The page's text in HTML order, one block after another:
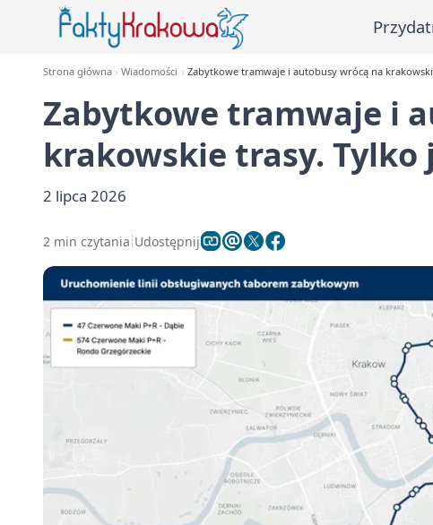
Strona główna Wiadomości Zabytkowe tramwaje i autobusy wrócą na
Zabytkowe tramwaje i
krakowskie trasy. Tylko
2 lipca 2026
2 min czytania Udostępnij